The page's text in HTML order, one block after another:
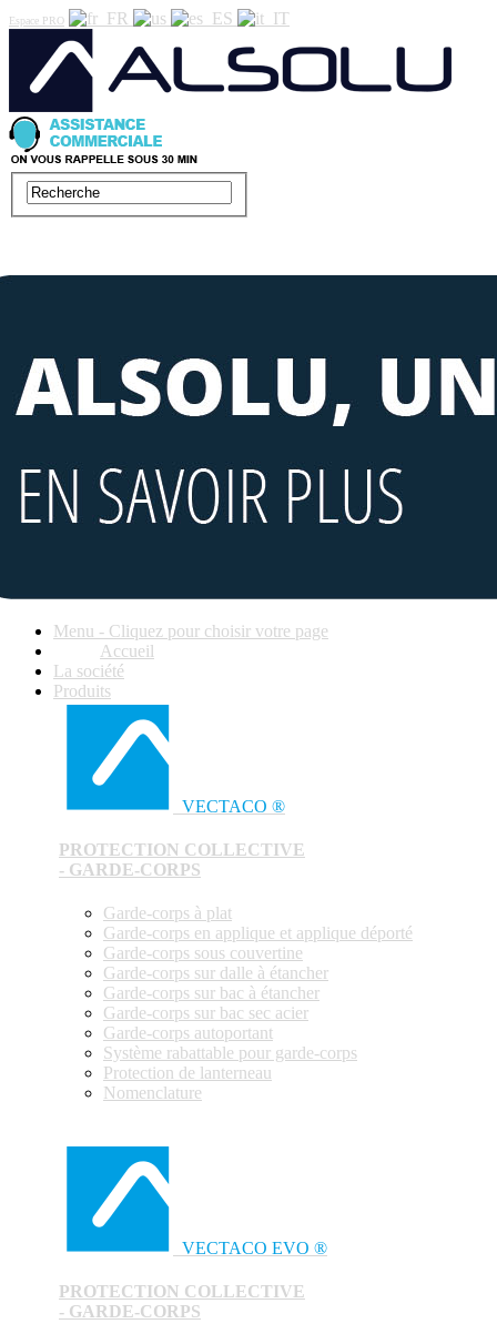
Espace PRO
Menu - Cliquez pour choisir votre page
Accueil
La société
Produits
VECTACO ®
PROTECTION COLLECTIVE
- GARDE-CORPS
Garde-corps à plat
Garde-corps en applique et applique déporté
Garde-corps sous couvertine
Garde-corps sur dalle à étancher
Garde-corps sur bac à étancher
Garde-corps sur bac sec acier
Garde-corps autoportant
Système rabattable pour garde-corps
Protection de lanterneau
Nomenclature
VECTACO EVO ®
PROTECTION COLLECTIVE
- GARDE-CORPS